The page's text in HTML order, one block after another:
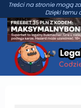
Treści na stronie mogą
Dzięki temu